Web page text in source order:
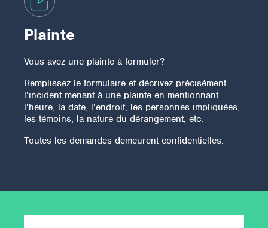
Plainte
Vous avez une plainte à formuler?
Remplissez le formulaire et décrivez précisément
l’incident menant à une plainte en mentionnant
l’heure, la date, l’endroit, les personnes impliquées,
les témoins, la nature du dérangement, etc.
Toutes les demandes demeurent confidentielles.